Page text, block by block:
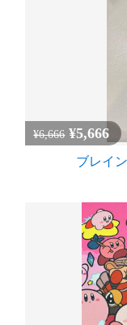
¥6,666 ¥5,666
ブレイ